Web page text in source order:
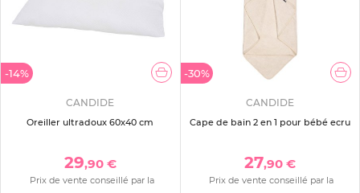
-14%
CANDIDE
Oreiller ultradoux 60x40 cm
29,90 €
Prix de vente conseillé par la
-30%
CANDIDE
Cape de bain 2 en 1 pour bébé ecru
27,90 €
Prix de vente conseillé par la